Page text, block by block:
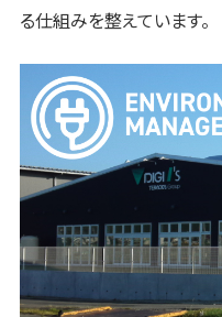
る仕組みを整えています。